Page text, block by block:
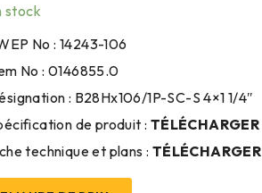
stock
No : 14243-106
No : 0146855.0
: B28Hx106/1P-SC-S 4×1 1/4″
de produit : TÉLÉCHARGER
technique et plans : TÉLÉCHARGER